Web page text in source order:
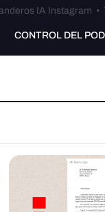
IA Instagram •
CONTROL DEL